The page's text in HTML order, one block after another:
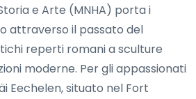
e Arte (MNHA) porta i
attraverso il passato del
reperti romani a sculture
moderne. Per gli appassionati
Eechelen, situato nel Fort